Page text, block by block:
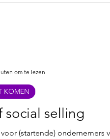
social selling
(startende) ondernemers
KOMEN
om te lezen